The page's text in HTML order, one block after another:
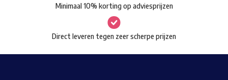
op
de
productpagina
Minimaal 10% korting op adviesprijzen
Direct leveren tegen zeer scherpe prijzen